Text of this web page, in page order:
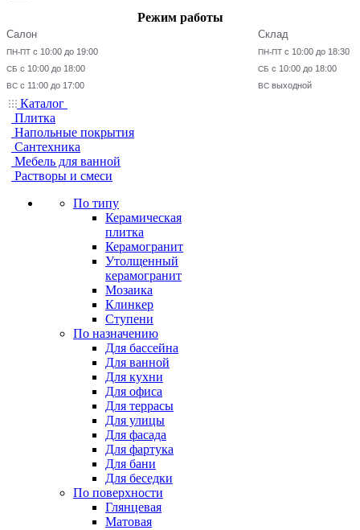
Режим работы
Салон
ПН-ПТ с 10:00 до 19:00
СБ с 10:00 до 18:00
ВС с 11:00 до 17:00
Склад
ПН-ПТ с 10:00 до 18:30
СБ с 10:00 до 18:00
ВС выходной
Каталог
Плитка
Напольные покрытия
Сантехника
Мебель для ванной
Растворы и смеси
По типу
Керамическая
плитка
Керамогранит
Утолщенный
керамогранит
Мозаика
Клинкер
Ступени
По назначению
Для бассейна
Для ванной
Для кухни
Для офиса
Для террасы
Для улицы
Для фасада
Для фартука
Для бани
Для беседки
По поверхности
Глянцевая
Матовая